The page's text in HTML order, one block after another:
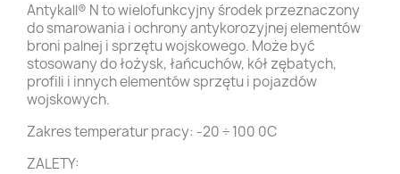
Antykall® N to wielofunkcyjny środek przeznaczony
do smarowania i ochrony antykorozyjnej elementów
broni palnej i sprzętu wojskowego. Może być
stosowany do łożysk, łańcuchów, kół zębatych,
profili i innych elementów sprzętu i pojazdów
wojskowych.
Zakres temperatur pracy: -20 ÷ 100 0C
ZALETY: